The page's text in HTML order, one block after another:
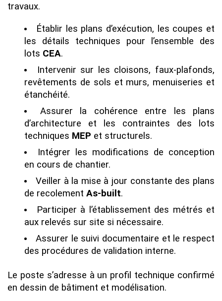
travaux.
Établir les plans d’exécution, les coupes et
les détails techniques pour l’ensemble des
lots CEA.
Intervenir sur les cloisons, faux-plafonds,
revêtements de sols et murs, menuiseries et
étanchéité.
Assurer la cohérence entre les plans
d’architecture et les contraintes des lots
techniques MEP et structurels.
Intégrer les modifications de conception
en cours de chantier.
Veiller à la mise à jour constante des plans
de recolementAs-built.
Participer à l’établissement des métrés et
aux relevés sur site si nécessaire.
Assurer le suivi documentaire et le respect
des procédures de validation interne.
Le poste s’adresse à un profil technique confirmé
en dessin de bâtiment et modélisation.